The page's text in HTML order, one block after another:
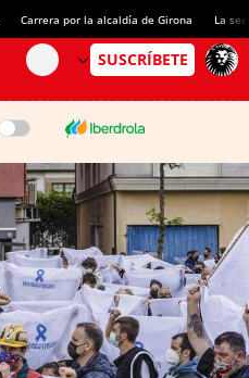
Carrera por la alcaldía de Girona La